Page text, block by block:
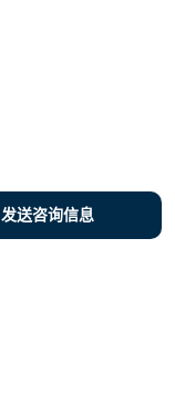
发送咨询信息